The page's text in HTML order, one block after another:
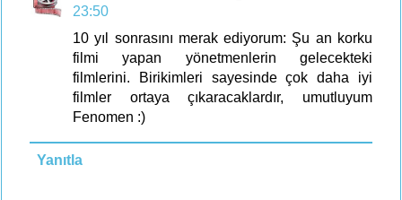
23:50
10 yıl sonrasını merak ediyorum: Şu an korku
filmi yapan yönetmenlerin gelecekteki
filmlerini. Birikimleri sayesinde çok daha iyi
filmler ortaya çıkaracaklardır, umutluyum
Fenomen :)
Yanıtla